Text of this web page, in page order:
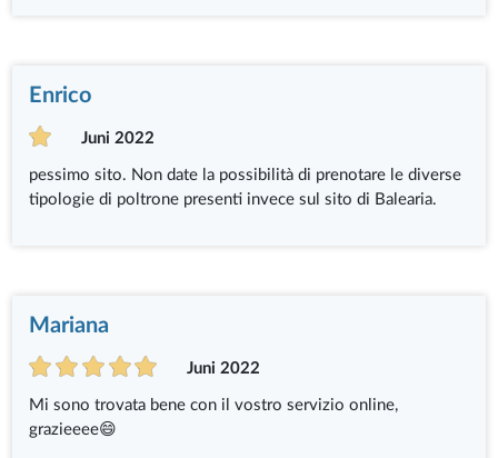
Enrico
Juni 2022
pessimo sito. Non date la possibilità di prenotare le diverse
tipologie di poltrone presenti invece sul sito di Balearia.
Mariana
Juni 2022
Mi sono trovata bene con il vostro servizio online,
grazieeee😄